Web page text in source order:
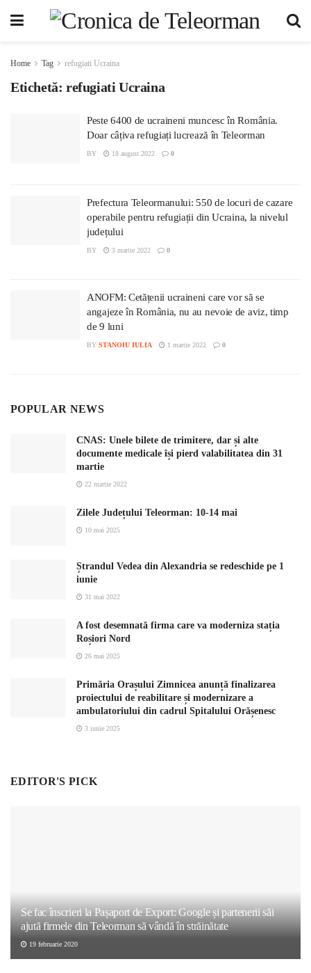
Home Tag refugiati Ucraina
Etichetă: refugiati Ucraina
Peste 6400 de ucraineni muncesc în România.
Doar câțiva refugiați lucrează în Teleorman
BY 18 august 2022 0
Prefectura Teleormanului: 550 de locuri de cazare
operabile pentru refugiații din Ucraina, la nivelul
județului
BY 3 martie 2022 0
ANOFM: Cetățenii ucraineni care vor să se
angajeze în România, nu au nevoie de aviz, timp
de 9 luni
BY STANOIU IULIA 1 martie 2022 0
POPULAR NEWS
CNAS: Unele bilete de trimitere, dar și alte
documente medicale își pierd valabilitatea din 31
martie
22 martie 2022
Zilele Județului Teleorman: 10-14 mai
10 mai 2025
Ștrandul Vedea din Alexandria se redeschide pe 1
iunie
31 mai 2022
A fost desemnată firma care va moderniza stația
Roșiori Nord
26 mai 2025
Primăria Orașului Zimnicea anunță finalizarea
proiectului de reabilitare și modernizare a
ambulatoriului din cadrul Spitalului Orășenesc
3 iunie 2025
EDITOR'S PICK
Se fac înscrieri la Pașaport de Export: Google și partenerii săi
ajută firmele din Teleorman să vândă în străinătate
19 februarie 2020